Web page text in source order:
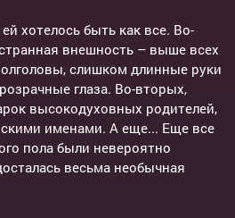
хотелось быть как все. Во-
внешность – выше всех
слишком длинные руки
глаза. Во-вторых,
высокодуховных родителей,
именами. А еще... Еще все
пола были невероятно
весьма необычная